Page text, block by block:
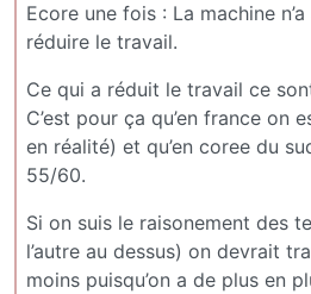
Ecore une fois : La machine
réduire le travail.
Ce qui a réduit le travail ce
C’est pour ça qu’en france on
en réalité) et qu’en coree du
55/60.
Si on suis le raisonement des
l’autre au dessus) on devrait
moins puisqu’on a de plus en